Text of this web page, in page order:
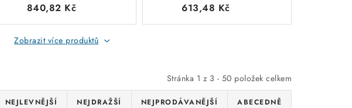
840,82 Kč 613,48 Kč
Zobrazit více produktů
Stránka 1 z 3 - 50 položek celkem
NEJLEVNĚJŠÍ NEJDRAŽŠÍ NEJPRODÁVANĚJŠÍ ABECEDNĚ